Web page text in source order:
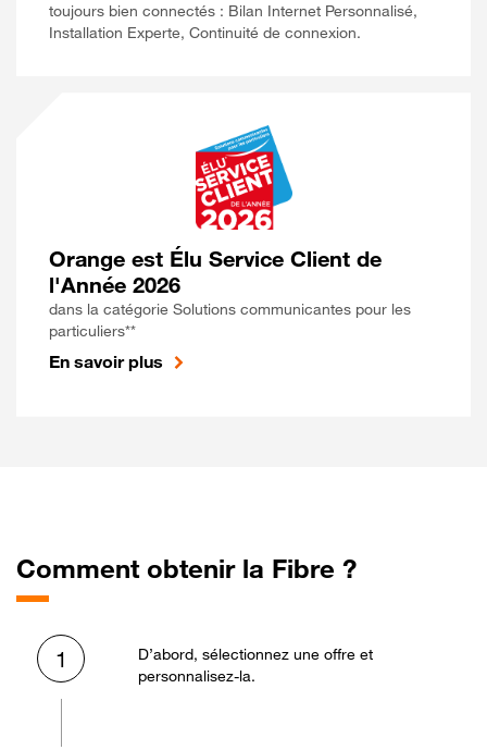
toujours bien connectés : Bilan Internet Personnalisé,
Installation Experte, Continuité de connexion.
Orange est Élu Service Client de
l'Année 2026
dans la catégorie Solutions communicantes pour les
particuliers**
En savoir plus
Comment obtenir la Fibre ?
1
D’abord, sélectionnez une offre et
personnalisez-la.